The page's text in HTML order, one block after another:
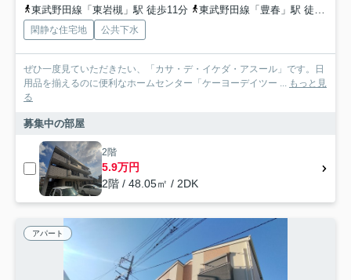
東武野田線「東岩槻」駅 徒歩11分
東武野田線「豊春」駅 徒歩25分
閑静な住宅地 公共下水
ぜひ一度見ていただきたい、「カサ・デ・イケダ・アスール」です。日
用品を揃えるのに便利なホームセンター「ケーヨーデイツー ... もっと見
る
募集中の部屋
2階
5.9万円
2階 / 48.05㎡ / 2DK
アパート